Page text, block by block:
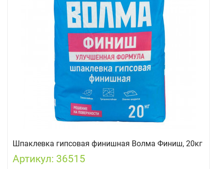
Шпаклевка гипсовая финишная Волма Финиш, 20кг
Артикул: 36515